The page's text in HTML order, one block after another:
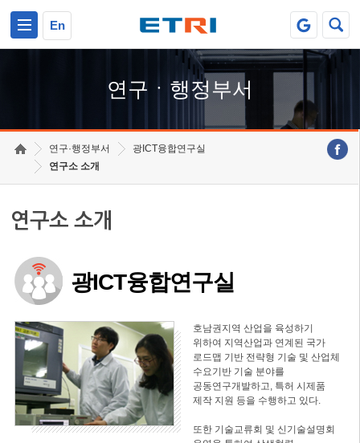
En
연구ㆍ행정부서
연구·행정부서
광ICT융합연구실
연구소 소개
연구소 소개
광ICT융합연구실
호남권지역 산업을 육성하기
위하여 지역산업과 연계된 국가
로드맵 기반 전략형 기술 및 산업체
수요기반 기술 분야를
공동연구개발하고, 특허 시제품
제작 지원 등을 수행하고 있다.
또한 기술교류회 및 신기술설명회